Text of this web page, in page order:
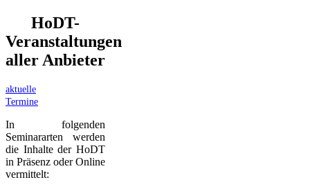
HoDT-
Veranstaltungen
aller Anbieter
aktuelle
Termine
In folgenden
Seminararten werden
die Inhalte der HoDT
in Präsenz oder Online
vermittelt: